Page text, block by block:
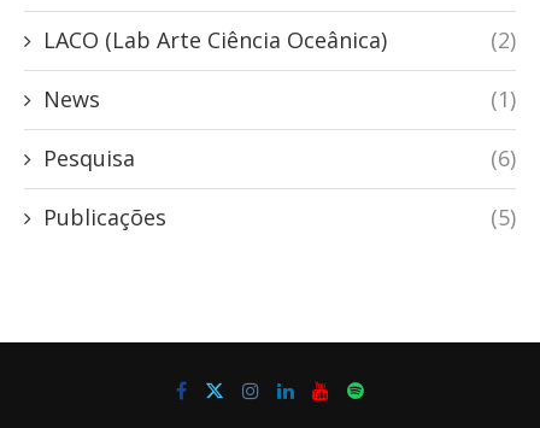
LACO (Lab Arte Ciência Oceânica) (2)
News (1)
Pesquisa (6)
Publicações (5)